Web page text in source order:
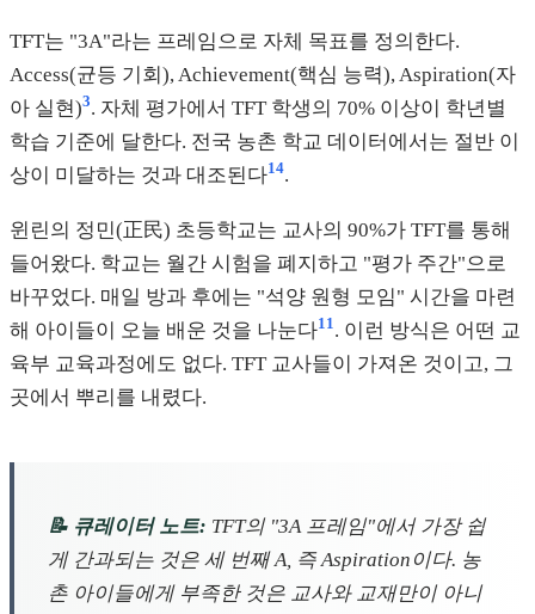
TFT는 "3A"라는 프레임으로 자체 목표를 정의한다.
Access(균등 기회), Achievement(핵심 능력), Aspiration(자
아 실현)3. 자체 평가에서 TFT 학생의 70% 이상이 학년별
학습 기준에 달한다. 전국 농촌 학교 데이터에서는 절반 이
상이 미달하는 것과 대조된다14.
윈린의 정민(正民) 초등학교는 교사의 90%가 TFT를 통해
들어왔다. 학교는 월간 시험을 폐지하고 "평가 주간"으로
바꾸었다. 매일 방과 후에는 "석양 원형 모임" 시간을 마련
해 아이들이 오늘 배운 것을 나눈다11. 이런 방식은 어떤 교
육부 교육과정에도 없다. TFT 교사들이 가져온 것이고, 그
곳에서 뿌리를 내렸다.
📝 큐레이터 노트: TFT의 "3A 프레임"에서 가장 쉽
게 간과되는 것은 세 번째 A, 즉 Aspiration이다. 농
촌 아이들에게 부족한 것은 교사와 교재만이 아니